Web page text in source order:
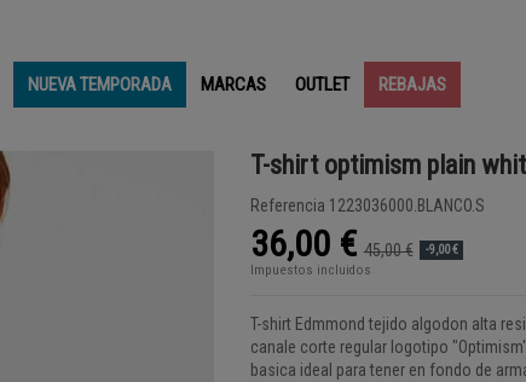
NUEVA TEMPORADA MARCAS OUTLET REBAJAS
T-shirt optimism plain
Referencia 1223036000.BLANCO.S
36,00 € 45,00 €
-9,00 €
Impuestos incluidos
T-shirt Edmmond tejido algodon alta
canale corte regular logotipo
basica ideal para tener en fondo de